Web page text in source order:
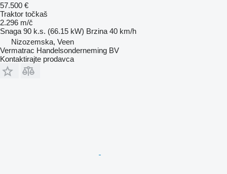
57.500 €
Traktor točkaš
2.296 m/č
Snaga 90 k.s. (66.15 kW) Brzina 40 km/h
Nizozemska, Veen
Vermatrac Handelsonderneming BV
Kontaktirajte prodavca